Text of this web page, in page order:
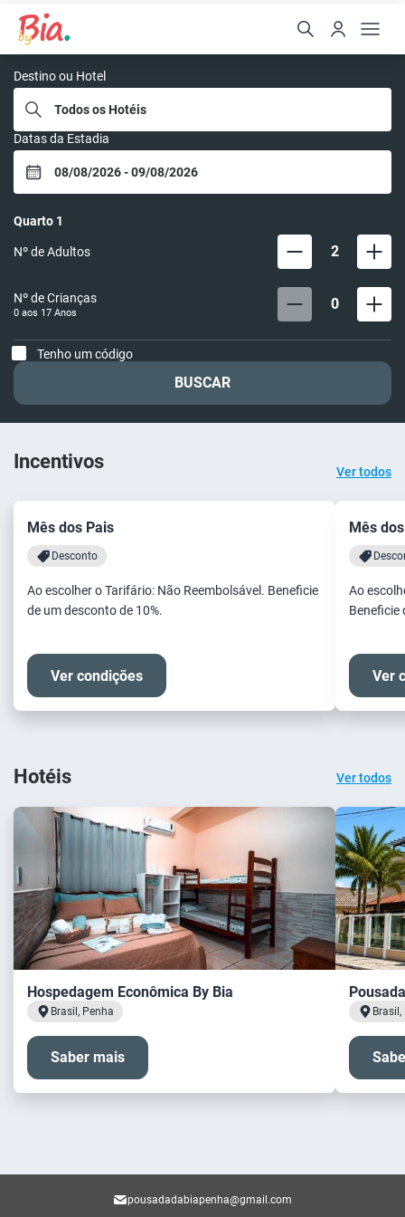
Pousadas By Bia
Destino ou Hotel
Datas da Estadia
Quarto 1
Nº de Adultos 2
Nº de Crianças
0 aos 17 Anos 0
Tenho um código
BUSCAR
Incentivos Ver todos
Mês dos Pais
Desconto
Ao escolher o Tarifário: Não Reembolsável. Beneficie
de um desconto de 10%.
Ver condições
Mês
Ao
Beneficie
Ver
Hotéis Ver todos
Hospedagem Econômica By Bia
Brasil, Penha
Saber mais
pousadadabiapenha@gmail.com